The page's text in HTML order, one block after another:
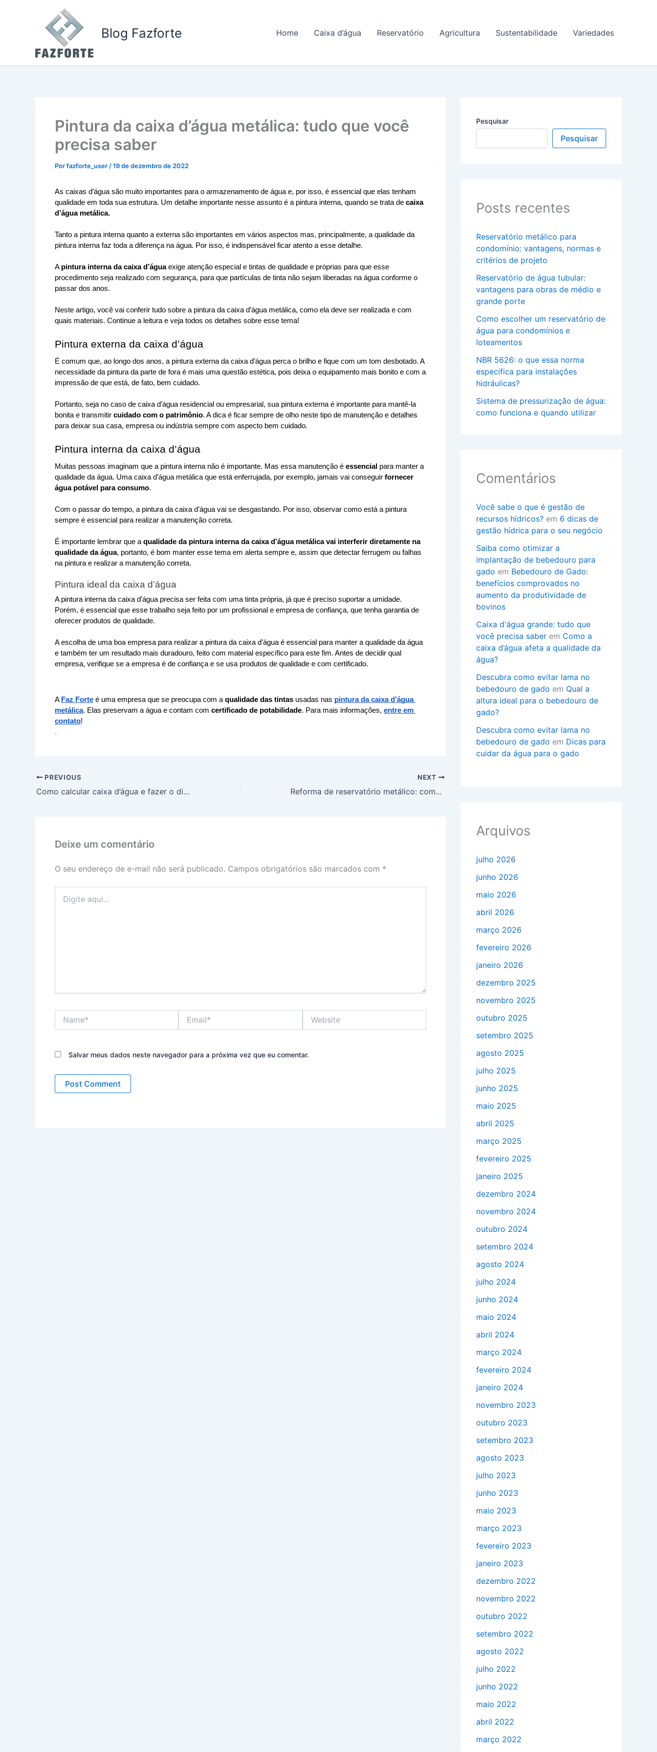
Blog Fazforte Home Caixa d’água Reservatório Agricultura Sustentabilidade Variedades
Pintura da caixa d’água metálica: tudo que você
precisa saber
Porfazforte_user /19 de dezembro de 2022
As caixas d’água são muito importantes para o armazenamento de água e, por isso, é essencial que elas tenham
qualidade em toda sua estrutura. Um detalhe importante nesse assunto é a pintura interna, quando se trata de caixa
d’água metálica.
Tanto a pintura interna quanto a externa são importantes em vários aspectos mas, principalmente, a qualidade da
pintura interna faz toda a diferença na água. Por isso, é indispensável ficar atento a esse detalhe.
A pintura interna da caixa d’água exige atenção especial e tintas de qualidade e próprias para que esse
procedimento seja realizado com segurança, para que partículas de tinta não sejam liberadas na água conforme o
passar dos anos.
Neste artigo, você vai conferir tudo sobre a pintura da caixa d’água metálica, como ela deve ser realizada e com
quais materiais. Continue a leitura e veja todos os detalhes sobre esse tema!
Pintura externa da caixa d’água
É comum que, ao longo dos anos, a pintura externa da caixa d’água perca o brilho e fique com um tom desbotado. A
necessidade da pintura da parte de fora é mais uma questão estética, pois deixa o equipamento mais bonito e com a
impressão de que está, de fato, bem cuidado.
Portanto, seja no caso de caixa d’água residencial ou empresarial, sua pintura externa é importante para mantê-la
bonita e transmitir cuidado com o patrimônio. A dica é ficar sempre de olho neste tipo de manutenção e detalhes
para deixar sua casa, empresa ou indústria sempre com aspecto bem cuidado.
Pintura interna da caixa d’água
Muitas pessoas imaginam que a pintura interna não é importante. Mas essa manutenção é essencial para manter a
qualidade da água. Uma caixa d’água metálica que está enferrujada, por exemplo, jamais vai conseguir fornecer
água potável para consumo.
Com o passar do tempo, a pintura da caixa d’água vai se desgastando. Por isso, observar como está a pintura
sempre é essencial para realizar a manutenção correta.
É importante lembrar que a qualidade da pintura interna da caixa d’água metálica vai interferir diretamente na
qualidade da água, portanto, é bom manter esse tema em alerta sempre e, assim que detectar ferrugem ou falhas
na pintura e realizar a manutenção correta.
Pintura ideal da caixa d’água
A pintura interna da caixa d’água precisa ser feita com uma tinta própria, já que é preciso suportar a umidade.
Porém, é essencial que esse trabalho seja feito por um profissional e empresa de confiança, que tenha garantia de
oferecer produtos de qualidade.
A escolha de uma boa empresa para realizar a pintura da caixa d’água é essencial para manter a qualidade da água
e também ter um resultado mais duradouro, feito com material específico para este fim. Antes de decidir qual
empresa, verifique se a empresa é de confiança e se usa produtos de qualidade e com certificado.
A Faz Forte é uma empresa que se preocupa com a qualidade das tintas usadas nas pintura da caixa d’água
metálica. Elas preservam a água e contam com certificado de potabilidade. Para mais informações, entre em
contato!
.
PREVIOUS
Como calcular caixa d’água e fazer o dimensionamento certo
NEXT
Reforma de reservatório metálico: como e quando fazer?
Deixe um comentário
O seu endereço de e-mail não será publicado. Campos obrigatórios são marcados com *
aqui...
Salvar meus dados neste navegador para a próxima vez que eu comentar.
Pesquisar
Pesquisar
Posts recentes
Reservatório metálico para
condomínio: vantagens, normas e
critérios de projeto
Reservatório de água tubular:
vantagens para obras de médio e
grande porte
Como escolher um reservatório de
água para condomínios e
loteamentos
NBR 5626: o que essa norma
específica para instalações
hidráulicas?
Sistema de pressurização de água:
como funciona e quando utilizar
Comentários
Você sabe o que é gestão de
recursos hídricos? em 6 dicas de
gestão hídrica para o seu negócio
Saiba como otimizar a
implantação de bebedouro para
gado em Bebedouro de Gado:
benefícios comprovados no
aumento da produtividade de
bovinos
Caixa d'água grande: tudo que
você precisa saber em Como a
caixa d’água afeta a qualidade da
água?
Descubra como evitar lama no
bebedouro de gado em Qual a
altura ideal para o bebedouro de
gado?
Descubra como evitar lama no
bebedouro de gado em Dicas para
cuidar da água para o gado
Arquivos
julho 2026
junho 2026
maio 2026
abril 2026
março 2026
fevereiro 2026
janeiro 2026
dezembro 2025
novembro 2025
outubro 2025
setembro 2025
agosto 2025
julho 2025
junho 2025
maio 2025
abril 2025
março 2025
fevereiro 2025
janeiro 2025
dezembro 2024
novembro 2024
outubro 2024
setembro 2024
agosto 2024
julho 2024
junho 2024
maio 2024
abril 2024
março 2024
fevereiro 2024
janeiro 2024
novembro 2023
outubro 2023
setembro 2023
agosto 2023
julho 2023
junho 2023
maio 2023
março 2023
fevereiro 2023
janeiro 2023
dezembro 2022
novembro 2022
outubro 2022
setembro 2022
agosto 2022
julho 2022
junho 2022
maio 2022
abril 2022
março 2022